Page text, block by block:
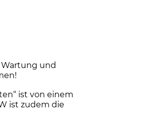
und
ist von einem
ist zudem die